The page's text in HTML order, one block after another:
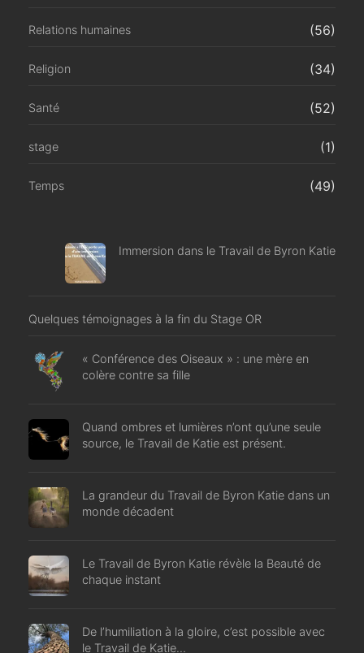
Relations humaines (56)
Religion (34)
Santé (52)
stage (1)
Temps (49)
Immersion dans le Travail de Byron Katie
Quelques témoignages à la fin du Stage OR
« Conférence des Oiseaux » : une mère en
colère contre sa fille
Quand ombres et lumières n’ont qu’une seule
source, le Travail de Katie est présent.
La grandeur du Travail de Byron Katie dans un
monde décadent
Le Travail de Byron Katie révèle la Beauté de
chaque instant
De l’humiliation à la gloire, c’est possible avec
le Travail de Katie…